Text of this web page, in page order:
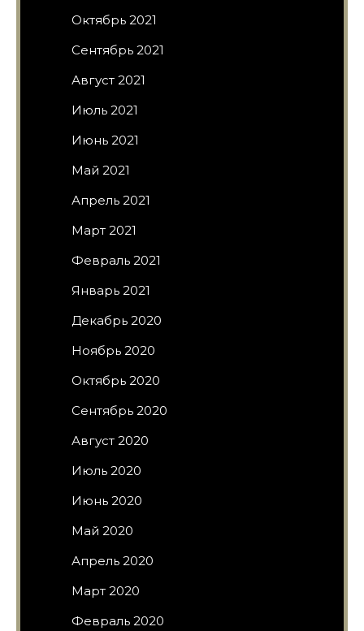
Октябрь 2021
Сентябрь 2021
Август 2021
Июль 2021
Июнь 2021
Май 2021
Апрель 2021
Март 2021
Февраль 2021
Январь 2021
Декабрь 2020
Ноябрь 2020
Октябрь 2020
Сентябрь 2020
Август 2020
Июль 2020
Июнь 2020
Май 2020
Апрель 2020
Март 2020
Февраль 2020